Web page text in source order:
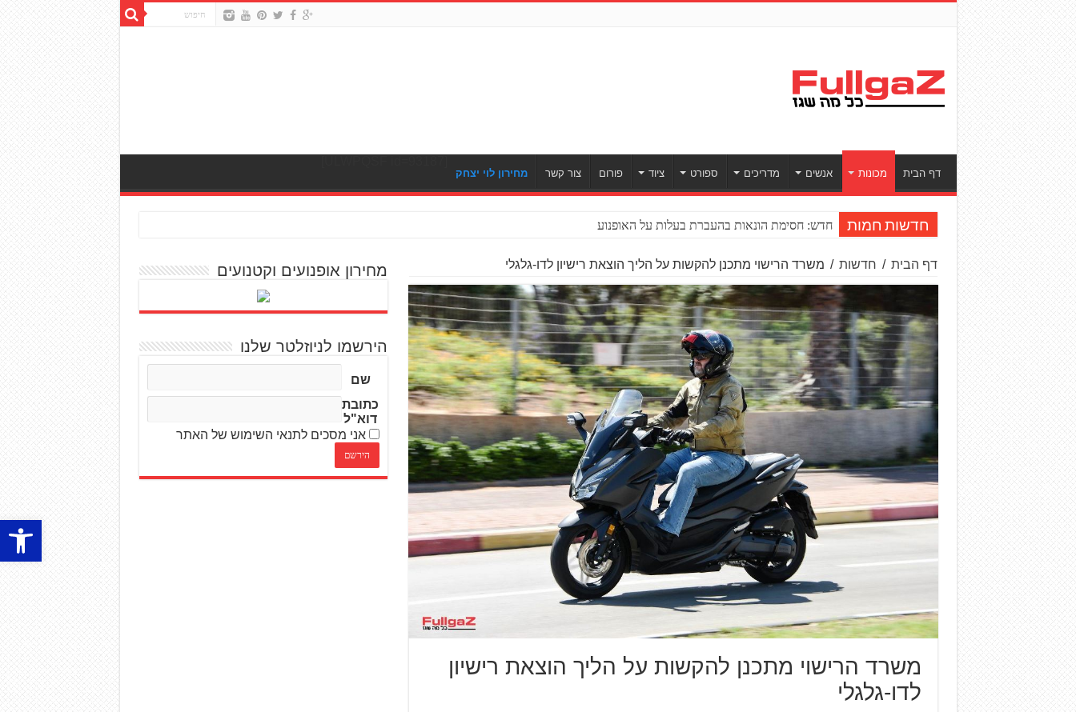
פתח
דף הבית מכונות אנשים מדריכים ספורט ציוד פורום צור קשר מחירון לוי יצחק
חדשות חמות חדש: חסימת הונאות בהעברת בעלות על האופנוע
דף הבית / חדשות / משרד הרישוי מתכנן להקשות על הליך הוצאת רישיון לדו-גלגלי
משרד הרישוי מתכנן להקשות על הליך הוצאת רישיון
לדו-גלגלי
מחירון אופנועים וקטנועים
הירשמו לניוזלטר שלנו
שם
כתובת
דוא"ל
אני מסכים לתנאי השימוש של האתר